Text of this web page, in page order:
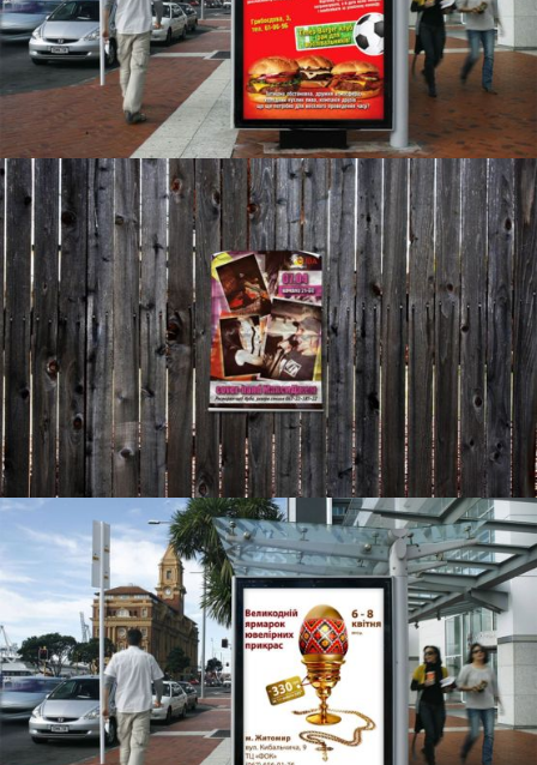
BROSCHÜREN, PLAKATE
PROSPEKTE FÜR DEN VEREIN KUBA
BROSCHÜREN, PLAKATE
UNIVERSAL-PFANDLEIHE
BROSCHÜREN, PLAKATE